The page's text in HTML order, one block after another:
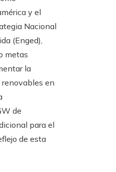
y el
Nacional
(Enged),
metas
la
en
de
para el
de esta